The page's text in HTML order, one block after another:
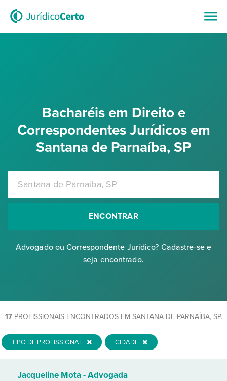
Bacharéis em Direito e
Correspondentes Jurídicos em
Santana de Parnaíba, SP
ENCONTRAR
Advogado ou Correspondente Jurídico? Cadastre-se e
seja encontrado.
17PROFISSIONAIS ENCONTRADOS EM SANTANA DE PARNAÍBA, SP.
TIPO DE PROFISSIONAL CIDADE
Jacqueline Mota - Advogada